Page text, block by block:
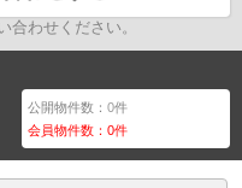
合わせください。
公開物件数：0件
会員物件数：0件